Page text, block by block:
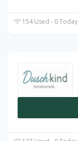
154 Used - 0 Today